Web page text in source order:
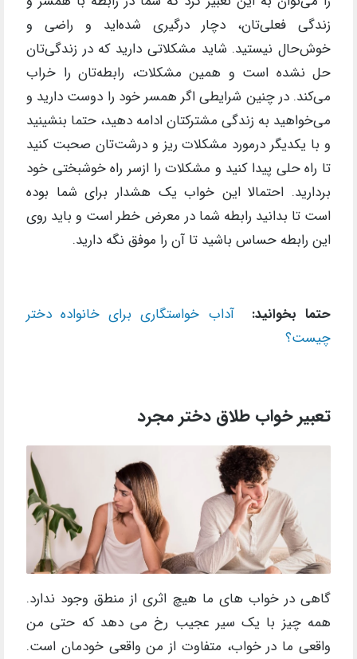
زندگی فعلی‌تان، دچار درگیری شده‌اید و راضی و
خوش‌حال نیستید. شاید مشکلاتی دارید که در زندگی‌تان
حل نشده است و همین مشکلات، رابطه‌تان را خراب
می‌کند. در چنین شرایطی اگر همسر خود را دوست دارید و
می‌خواهید به زندگی مشترکتان ادامه دهید، حتما بنشینید
و با ‌یکدیگر درمورد مشکلات ریز و درشت‌تان صحبت کنید
تا راه ‌حلی پیدا کنید و مشکلات را ازسر راه خوشبختی خود
بردارید. احتمالا این خواب یک هشدار برای شما بوده
است تا بدانید رابطه شما در معرض خطر است و باید روی
این رابطه حساس باشید تا آن را موفق نگه دارید.
حتما بخوانید:آداب خواستگاری برای خانواده دختر
چیست؟
تعبیر خواب طلاق دختر مجرد
گاهی در خواب های ما هیچ اثری از منطق وجود ندارد.
همه چیز با یک سیر عجیب رخ می دهد که حتی من
واقعی ما در خواب، متفاوت از من واقعی خودمان است.